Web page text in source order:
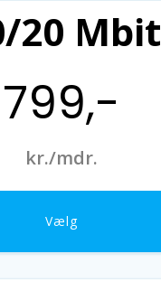
20 Mbit
799,-
kr./mdr.
Vælg